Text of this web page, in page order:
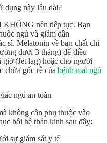
dụng này lâu dài?
nên tiếp tục. Bạn
ngủ và giảm dần
sĩ. Melatonin về bản chất chỉ
dưới 3 tháng) để điều
(Jet lag) hoặc cho người
chữa gốc rễ của bệnh mất ngủ
ngủ an toàn
không cần phụ thuộc vào
hồi hệ thần kinh sau đây:
sự giám sát y tế